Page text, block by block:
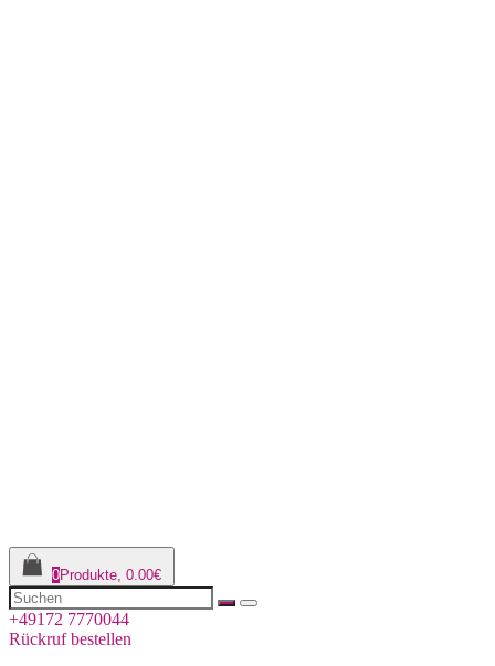
0Produkte, 0.00€
+49172 7770044
Rückruf bestellen